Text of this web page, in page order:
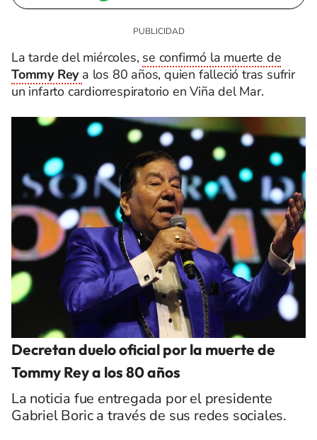
La tarde del miércoles, se confirmó la muerte de
Tommy Rey a los 80 años, quien falleció tras sufrir
un infarto cardiorrespiratorio en Viña del Mar.
Decretan duelo oficial por la muerte de
Tommy Rey a los 80 años
La noticia fue entregada por el presidente
Gabriel Boric a través de sus redes sociales.